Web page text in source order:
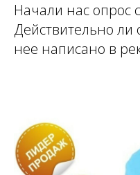
Начали нас опрос
Действительно ли
нее написано в